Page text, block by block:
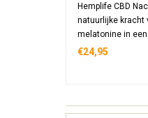
Hemplife CBD
natuurlijke kracht
melatonine in
wateroplosbare
ml.
€24,95